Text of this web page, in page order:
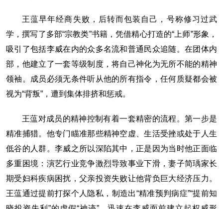
王蕰早年经商失败，后转而包装自己，号称修习过武
学，撰写了多部“宗教类”书籍，凭借精心打造的“上师”形象，
吸引了包括李威在内的众多名流和普通民众追随。在团体内
部，他建立了一套等级制度，将自己神化为无所不能的精神
领袖。成员必须无条件听从他的所有指令，任何质疑都会被
视为“背叛”，遭到集体排挤和惩戒。
王蕰对成员的精神控制有着一套精密的流程。第一步是
精准捕猎。他专门瞄准那些精神空虚、生活受挫或处于人生
低谷的人群。李威之所以深陷其中，正是因为当时他正面临
多重困境：演艺行业竞争激烈导致事业下滑，妻子简瑀家长
期受妇科疾病困扰，父亲投资失败让他背负巨大经济压力。
王蕰通过提前打探个人隐私，制造出“精准预判病症”“提前知